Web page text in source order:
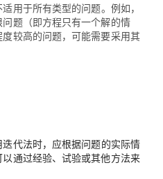
用于所有类型的问题。例如，
题（即方程只有一个解的情
较高的问题，可能需要采用其
迭代法时，应根据问题的实际情
通过经验、试验或其他方法来